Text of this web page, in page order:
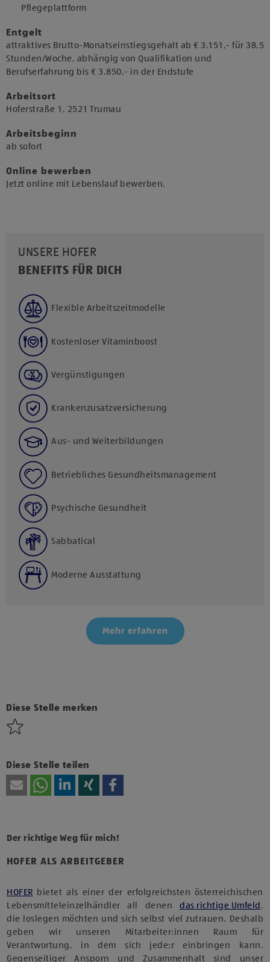
Pflegeplattform
Entgelt
attraktives Brutto-Monatseinstiegsgehalt ab € 3.151,- für 38,5
Stunden/Woche, abhängig von Qualifikation und
Berufserfahrung bis € 3.850,- in der Endstufe
Arbeitsort
​Hoferstraße 1, 2521 Trumau​
Arbeitsbeginn
​ab sofort​
Online bewerben
Jetzt online mit Lebenslauf bewerben.
UNSERE HOFER
BENEFITS FÜR DICH
Flexible Arbeitszeitmodelle
Kostenloser Vitaminboost
Vergünstigungen
Krankenzusatzversicherung
Aus- und Weiterbildungen
Betriebliches Gesundheitsmanagement
Psychische Gesundheit
Sabbatical
Moderne Ausstattung
Mehr erfahren
Diese Stelle merken
Diese Stelle teilen
HOFER ALS ARBEITGEBER
Der richtige Weg für mich!
HOFER bietet als einer der erfolgreichsten österreichischen
Lebensmitteleinzelhändler all denen das richtige Umfeld ,
die loslegen möchten und sich selbst viel zutrauen. Deshalb
geben wir unseren Mitarbeiter:innen Raum für
Verantwortung, in dem sich jede:r einbringen kann.
Gegenseitiger Ansporn und Zusammenhalt sind unser